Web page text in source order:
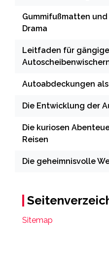
Gummifußmatten
Drama
Leitfaden für
Autoabdeckungen
Die Entwicklung der
Die kuriosen
Reisen
Die geheimnisvolle
Sitemap